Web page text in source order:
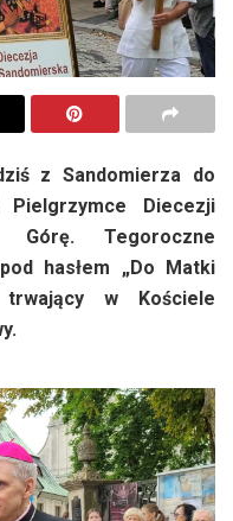
z Sandomierza do
Diecezji
Górę. Tegoroczne
hasłem „Do Matki
w Kościele